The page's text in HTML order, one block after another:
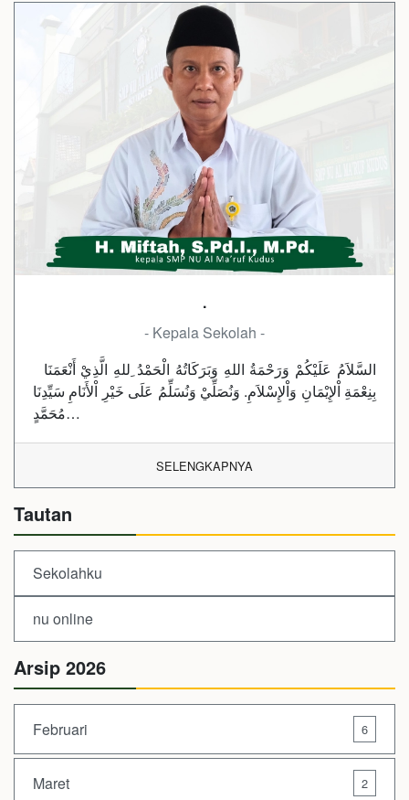
.
- Kepala Sekolah -
بِنِعْمَةِ اْلإِيْمَانِ وَاْلإِسْلاَمِ. وَنُصَلِّيْ وَنُسَلِّمُ عَلَى خَيْرِ اْلأَنَامِ سَيِّدِنَا
مُحَمَّدٍ…
SELENGKAPNYA
Tautan
Sekolahku
nu online
Arsip 2026
Februari 6
Maret 2